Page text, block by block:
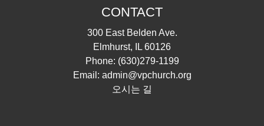
CONTACT
300 East Belden Ave.
Elmhurst, IL 60126
Phone: (630)279-1199
Email: admin@vpchurch.org
오시는 길